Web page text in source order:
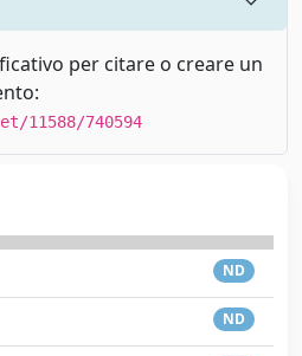
per citare o creare un
11588/740594
ND
ND